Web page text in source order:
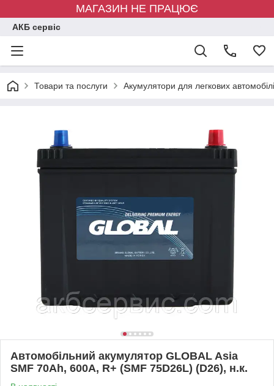
МАГАЗИН НЕ ПРАЦЮЄ
АКБ сервіс
Товари та послуги Акумулятори для легкових
Автомобільний акумулятор GLOBAL Asia
SMF 70Ah, 600A, R+ (SMF 75D26L) (D26), н.к.